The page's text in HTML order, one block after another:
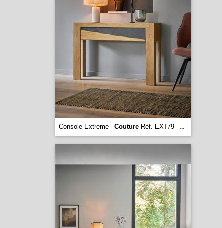
Console Extreme - CoutureRéf. EXT79 ...